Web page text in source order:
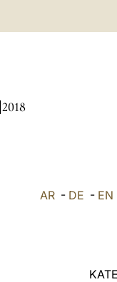
2018
AR- DE - EN